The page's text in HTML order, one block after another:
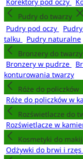
Pudry do twarzy
Pudry pod oczy
talku
Pudry naturalne
Bronzery do twarzy
Bronzery w pudrze
konturowania twarzy
Róże do policzków
Róże do policzków w
Rozświetlacze do
Rozświetlacze w
Kosmetyki do
Odżywki do brwi i rzęs